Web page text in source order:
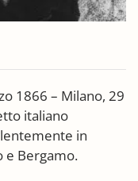
1866 – Milano, 29
italiano
in
e Bergamo.